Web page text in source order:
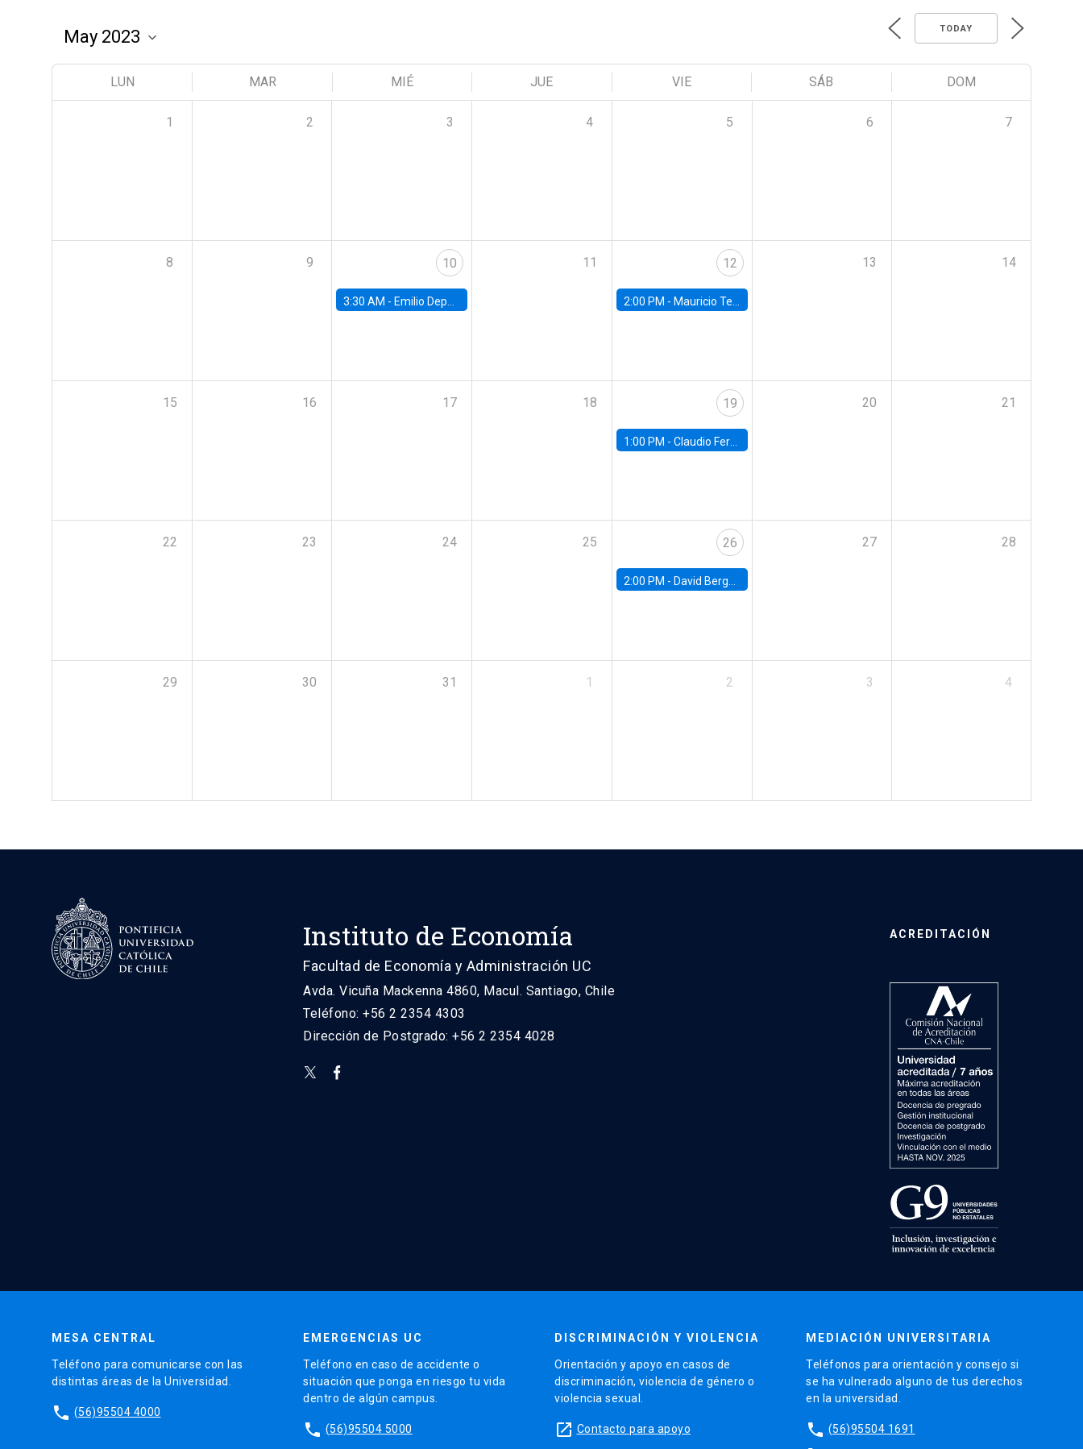
TODAY
LUN MAR MIÉ JUE VIE SÁB DOM
1 2 3 4 5 6 7
8 9 10
3:30 AM - Emilio Depetris-Chauvín, Universidad Católica
11 12
2:00 PM - Mauricio Tejada, UDP
13 14
15 16 17 18 19
1:00 PM - Claudio Ferraz, British Columbia
20 21
22 23 24 25 26
2:00 PM - David Berger, Duke
27 28
29 30 31 1 2 3 4
Instituto de Economía
Facultad de Economía y Administración UC
Avda. Vicuña Mackenna 4860, Macul. Santiago, Chile
Teléfono: +56 2 2354 4303
Dirección de Postgrado: +56 2 2354 4028
ACREDITACIÓN
MESA CENTRAL
Teléfono para comunicarse con las
distintas áreas de la Universidad.
phone (56)95504 4000
EMERGENCIAS UC
Teléfono en caso de accidente o
situación que ponga en riesgo tu vida
dentro de algún campus.
phone (56)95504 5000
DISCRIMINACIÓN Y VIOLENCIA
Orientación y apoyo en casos de
discriminación, violencia de género o
violencia sexual.
launch Contacto para apoyo
MEDIACIÓN UNIVERSITARIA
Teléfonos para orientación y consejo si
se ha vulnerado alguno de tus derechos
en la universidad.
phone (56)95504 1691